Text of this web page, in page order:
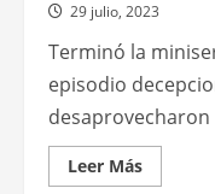
29 julio, 2023
Terminó la
episodio
desaprovecharon
Leer MásLeer
más